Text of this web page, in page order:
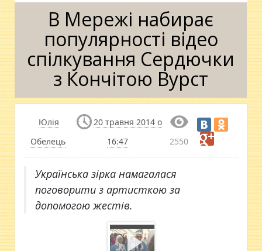
В Мережі набирає
популярності відео
спілкування Сердючки
з Кончітою Вурст
Юлія
Обелець
20 травня 2014 о
16:47
2550
Українська зірка намагалася
поговорити з артисткою за
допомогою жестів.